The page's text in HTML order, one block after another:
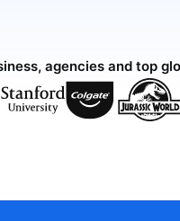
agencies and top